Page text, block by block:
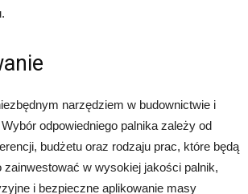
narzędziem w budownictwie i
odpowiedniego palnika zależy od
budżetu oraz rodzaju prac, które będą
zainwestować w wysokiej jakości palnik,
i bezpieczne aplikowanie masy